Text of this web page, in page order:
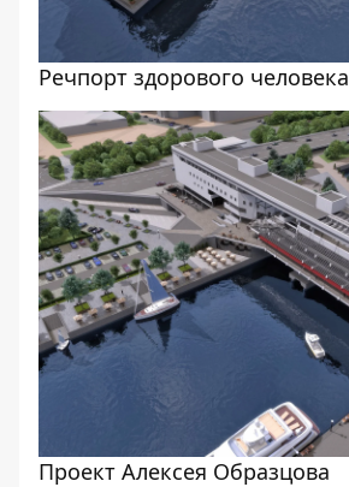
Речпорт здорового человека
Проект Алексея Образцова